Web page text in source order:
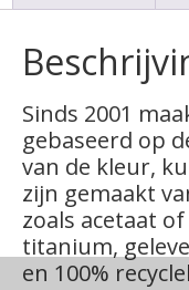
Sinds 2001
gebaseerd op
van de kleur,
zijn gemaakt
zoals acetaat
titanium,
en 100%